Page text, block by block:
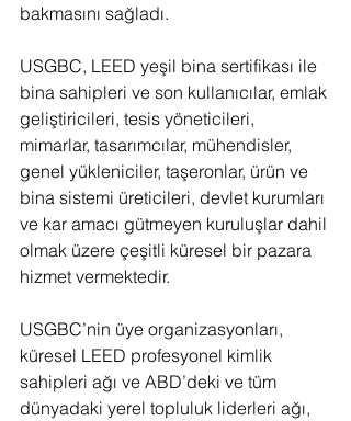
bakmasını sağladı.
USGBC, LEED yeşil bina sertifikası ile
bina sahipleri ve son kullanıcılar, emlak
geliştiricileri, tesis yöneticileri,
mimarlar, tasarımcılar, mühendisler,
genel yükleniciler, taşeronlar, ürün ve
bina sistemi üreticileri, devlet kurumları
ve kar amacı gütmeyen kuruluşlar dahil
olmak üzere çeşitli küresel bir pazara
hizmet vermektedir.
USGBC’nin üye organizasyonları,
küresel LEED profesyonel kimlik
sahipleri ağı ve ABD’deki ve tüm
dünyadaki yerel topluluk liderleri ağı,